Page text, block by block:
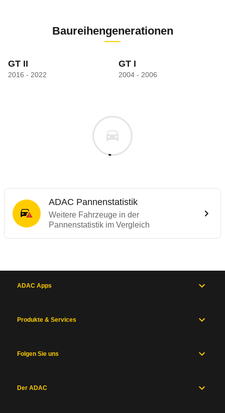
Baureihengenerationen
GT II
2016 - 2022
GT I
2004 - 2006
ADAC Pannenstatistik
Weitere Fahrzeuge in der
Pannenstatistik im Vergleich
ADAC Apps
Produkte & Services
Folgen Sie uns
Der ADAC